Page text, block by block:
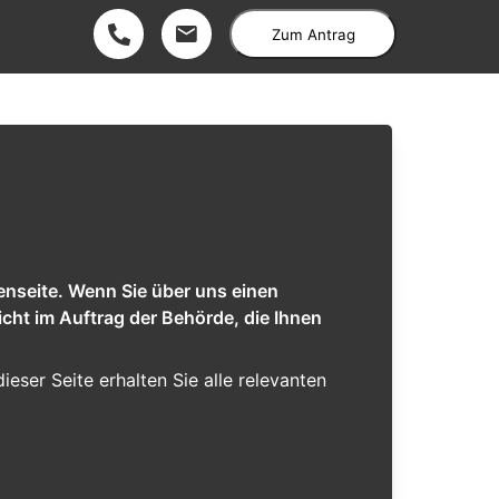
Zum Antrag
Wenn Sie über uns einen
im Auftrag der Behörde, die Ihnen
Seite erhalten Sie alle relevanten